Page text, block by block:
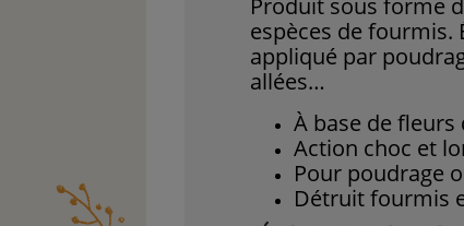
Produit sous forme
espèces de fourmis.
appliqué par
allées…
À base de
Action choc et
Pour poudrage
Détruit fourmis